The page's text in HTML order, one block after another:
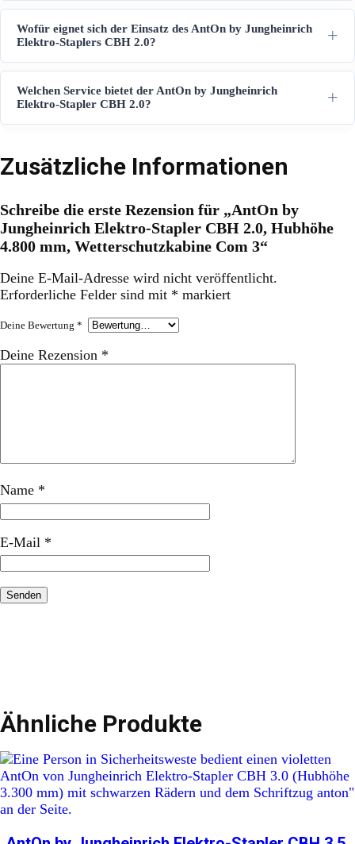
Wofür eignet sich der Einsatz des AntOn by Jungheinrich
Elektro-Staplers CBH 2.0?
Welchen Service bietet der AntOn by Jungheinrich
Elektro-Stapler CBH 2.0?
Zusätzliche Informationen
Schreibe die erste Rezension für „AntOn by
Jungheinrich Elektro-Stapler CBH 2.0, Hubhöhe
4.800 mm, Wetterschutzkabine Com 3“
Deine E-Mail-Adresse wird nicht veröffentlicht.
Erforderliche Felder sind mit * markiert
Deine Bewertung *
Deine Rezension *
Name *
E-Mail *
Ähnliche Produkte